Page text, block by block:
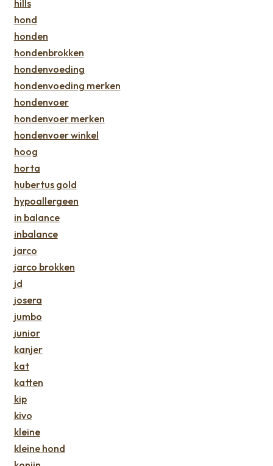
hills
hond
honden
hondenbrokken
hondenvoeding
hondenvoeding merken
hondenvoer
hondenvoer merken
hondenvoer winkel
hoog
horta
hubertus gold
hypoallergeen
in balance
inbalance
jarco
jarco brokken
jd
josera
jumbo
junior
kanjer
kat
katten
kip
kivo
kleine
kleine hond